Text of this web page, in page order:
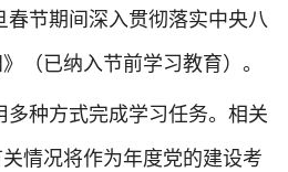
春节期间深入贯彻落实中央八
（已纳入节前学习教育）。
多种方式完成学习任务。相关
情况将作为年度党的建设考